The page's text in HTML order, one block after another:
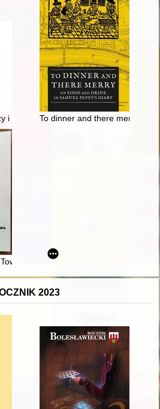
i jego krajanie w Krakowie (XV -
To dinner and there merry : on
Przyjaciół Wojcieszkowa z
2023